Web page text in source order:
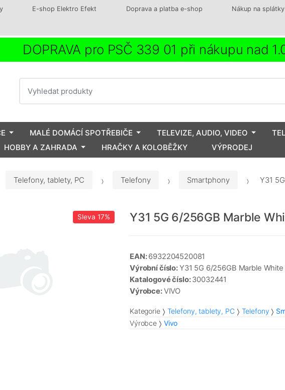
E-shop Elektro Efekt Doprava a platba e-shop Nákup na splátky
DOPRAVA pro PSČ 339 01 při nákupu nad
MALÉ DOMÁCÍ SPOTŘEBIČE TELEVIZE, AUDIO, VIDEO
HOBBY A ZAHRADA HRAČKY A KOLOBĚŽKY VÝPRODEJ
Telefony, tablety, PC Telefony Smartphony Y31
Sleva 17% Y31 5G 6/256GB Marble
EAN:6932204520081
Výrobní číslo:Y31 5G 6/256GB Marble White
Katalogové číslo:30032441
Výrobce:VIVO
Kategorie Telefony, tablety, PC Telefony
Výrobce
Vivo